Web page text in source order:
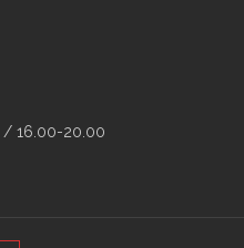
/ 16.00-20.00